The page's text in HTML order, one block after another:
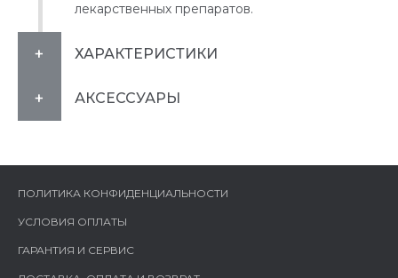
лекарственных препаратов.
ХАРАКТЕРИСТИКИ
АКСЕССУАРЫ
ПОЛИТИКА КОНФИДЕНЦИАЛЬНОСТИ
УСЛОВИЯ ОПЛАТЫ
ГАРАНТИЯ И СЕРВИС